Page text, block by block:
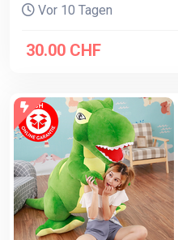
Vor 10 Tagen
30.00 CHF